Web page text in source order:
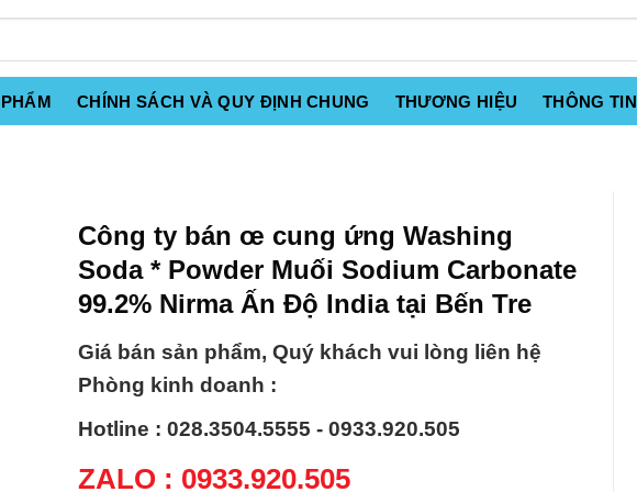
CHÍNH SÁCH VÀ QUY ĐỊNH CHUNG THƯƠNG HIỆU THÔNG TIN
Công ty bán œ cung ứng Washing
Soda * Powder Muối Sodium Carbonate
99.2% Nirma Ấn Độ India tại Bến Tre
Giá bán sản phẩm, Quý khách vui lòng liên hệ
Phòng kinh doanh :
Hotline : 028.3504.5555 - 0933.920.505
ZALO : 0933.920.505